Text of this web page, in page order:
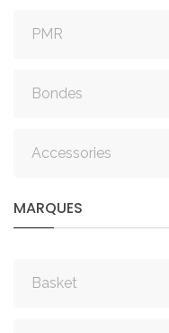
PMR
Bondes
Accessories
MARQUES
Basket